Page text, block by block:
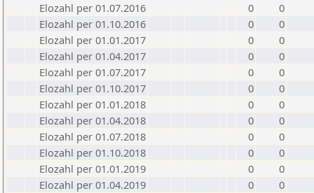
Elozahl per 01.07.2016
0
0
Elozahl per 01.10.2016
0
0
Elozahl per 01.01.2017
0
0
Elozahl per 01.04.2017
0
0
Elozahl per 01.07.2017
0
0
Elozahl per 01.10.2017
0
0
Elozahl per 01.01.2018
0
0
Elozahl per 01.04.2018
0
0
Elozahl per 01.07.2018
0
0
Elozahl per 01.10.2018
0
0
Elozahl per 01.01.2019
0
0
Elozahl per 01.04.2019
0
0